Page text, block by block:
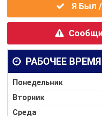
Я Был
РАБОЧЕЕ ВРЕМЯ
Понедельник
Вторник
Среда